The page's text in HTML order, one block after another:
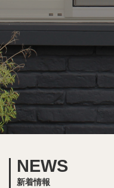
NEWS
新着情報